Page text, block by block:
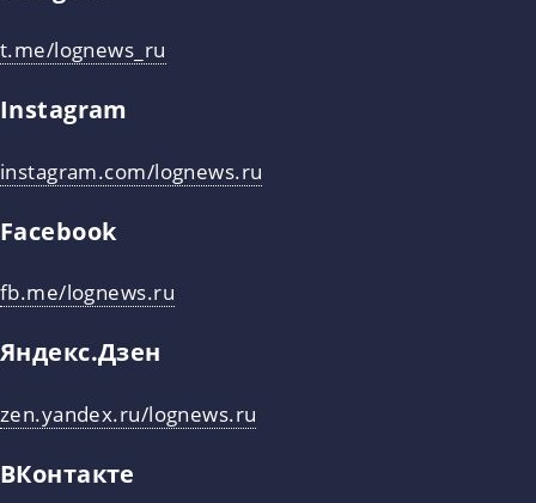
t.me/lognews_ru
Instagram
instagram.com/lognews.ru
Facebook
fb.me/lognews.ru
Яндекс.Дзен
zen.yandex.ru/lognews.ru
ВКонтакте